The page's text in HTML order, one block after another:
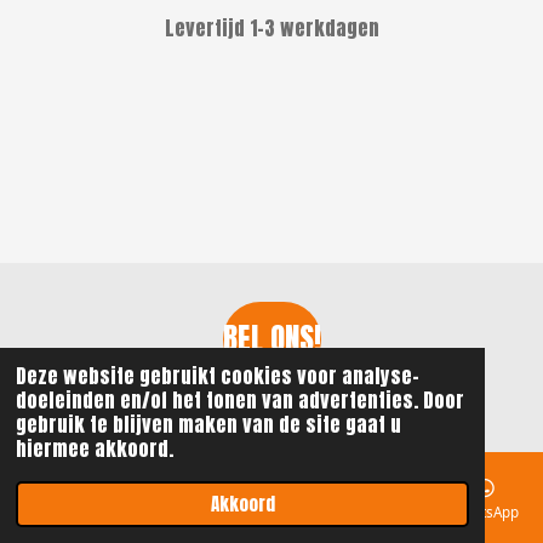
Deze website gebruikt cookies voor analyse-
doeleinden en/of het tonen van advertenties. Door
gebruik te blijven maken van de site gaat u
hiermee akkoord.
Akkoord
Levertijd 1-3 werkdagen
BEL ONS!
© 2021 - 2026 ReGi Watersport
Telefoonnummer WhatsApp